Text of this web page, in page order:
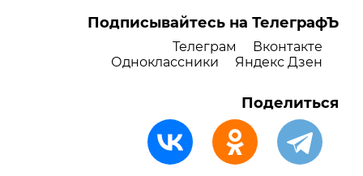
Подписывайтесь на ТелеграфЪ
Телеграм
Вконтакте
Одноклассники
Яндекс Дзен
Поделиться